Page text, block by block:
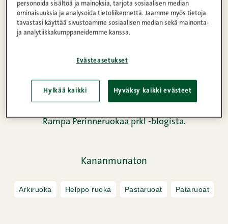
Ravintosisältö
gnocchivuoka on yksinkertaisen nerokasta
arkiherkkua jossa makua on antamasssa
vivahderikas All Natural Salsiccia. Tämän reseptin
Rampa Perinneruokaa prkl -blogista.
Kananmunaton
Arkiruoka Helppo ruoka Pastaruoat Pataruoat
personoida sisältöä ja mainoksia, tarjota sosiaalisen median
ominaisuuksia ja analysoida tietoliikennettä. Jaamme myös tietoja
tavastasi käyttää sivustoamme sosiaalisen median sekä mainonta-
ja analytiikkakumppaneidemme kanssa.
Evästeasetukset
Hylkää kaikki Hyväksy kaikki evästeet